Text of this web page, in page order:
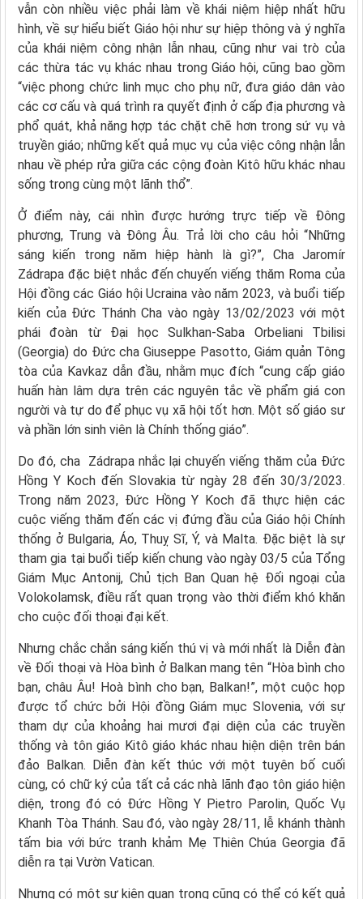
vẫn còn nhiều việc phải làm về khái niệm hiệp nhất hữu
hình, về sự hiểu biết Giáo hội như sự hiệp thông và ý nghĩa
của khái niệm công nhận lẫn nhau, cũng như vai trò của
các thừa tác vụ khác nhau trong Giáo hội, cũng bao gồm
“việc phong chức linh mục cho phụ nữ, đưa giáo dân vào
các cơ cấu và quá trình ra quyết định ở cấp địa phương và
phổ quát, khả năng hợp tác chặt chẽ hơn trong sứ vụ và
truyền giáo; những kết quả mục vụ của việc công nhận lẫn
nhau về phép rửa giữa các cộng đoàn Kitô hữu khác nhau
sống trong cùng một lãnh thổ”.
Ở điểm này, cái nhìn được hướng trực tiếp về Đông
phương, Trung và Đông Âu. Trả lời cho câu hỏi “Những
sáng kiến trong năm hiệp hành là gì?”, Cha Jaromír
Zádrapa đặc biệt nhắc đến chuyến viếng thăm Roma của
Hội đồng các Giáo hội Ucraina vào năm 2023, và buổi tiếp
kiến của Đức Thánh Cha vào ngày 13/02/2023 với một
phái đoàn từ Đại học Sulkhan-Saba Orbeliani Tbilisi
(Georgia) do Đức cha Giuseppe Pasotto, Giám quản Tông
tòa của Kavkaz dẫn đầu, nhằm mục đích “cung cấp giáo
huấn hàn lâm dựa trên các nguyên tắc về phẩm giá con
người và tự do để phục vụ xã hội tốt hơn. Một số giáo sư
và phần lớn sinh viên là Chính thống giáo”.
Do đó, cha Zádrapa nhắc lại chuyến viếng thăm của Đức
Hồng Y Koch đến Slovakia từ ngày 28 đến 30/3/2023.
Trong năm 2023, Đức Hồng Y Koch đã thực hiện các
cuộc viếng thăm đến các vị đứng đầu của Giáo hội Chính
thống ở Bulgaria, Áo, Thuỵ Sĩ, Ý, và Malta. Đặc biệt là sự
tham gia tại buổi tiếp kiến chung vào ngày 03/5 của Tổng
Giám Mục Antonij, Chủ tịch Ban Quan hệ Đối ngoại của
Volokolamsk, điều rất quan trọng vào thời điểm khó khăn
cho cuộc đối thoại đại kết.
Nhưng chắc chắn sáng kiến thú vị và mới nhất là Diễn đàn
về Đối thoại và Hòa bình ở Balkan mang tên “Hòa bình cho
bạn, châu Âu! Hoà bình cho bạn, Balkan!”, một cuộc họp
được tổ chức bởi Hội đồng Giám mục Slovenia, với sự
tham dự của khoảng hai mươi đại diện của các truyền
thống và tôn giáo Kitô giáo khác nhau hiện diện trên bán
đảo Balkan. Diễn đàn kết thúc với một tuyên bố cuối
cùng, có chữ ký của tất cả các nhà lãnh đạo tôn giáo hiện
diện, trong đó có Đức Hồng Y Pietro Parolin, Quốc Vụ
Khanh Tòa Thánh. Sau đó, vào ngày 28/11, lễ khánh thành
tấm bia với bức tranh khảm Mẹ Thiên Chúa Georgia đã
diễn ra tại Vườn Vatican.
Nhưng có một sự kiện quan trọng cũng có thể có kết quả